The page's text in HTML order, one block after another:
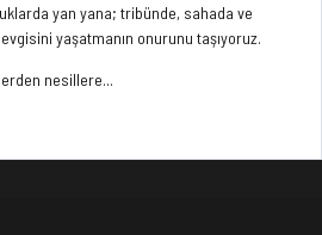
yan yana; tribünde, sahada ve
yaşatmanın onurunu taşıyoruz.
nesillere...